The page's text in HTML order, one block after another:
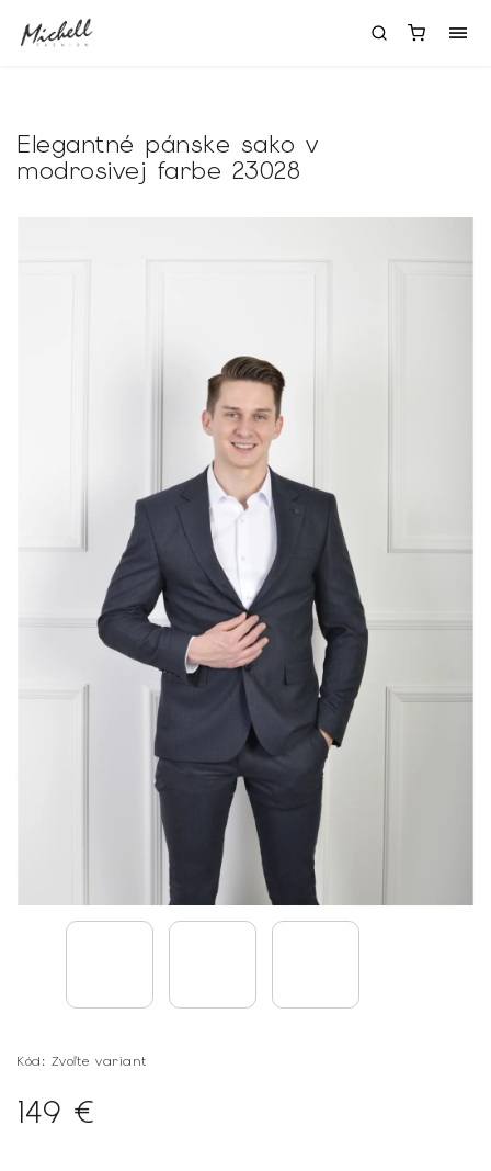
Elegantné pánske sako v
modrosivej farbe 23028
Kód: Zvoľte variant
149 €